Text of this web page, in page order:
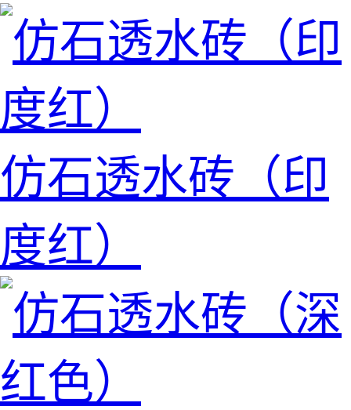
仿石透水砖（印
度红）